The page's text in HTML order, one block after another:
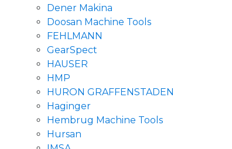
Dener Makina
Doosan Machine Tools
FEHLMANN
GearSpect
HAUSER
HMP
HURON GRAFFENSTADEN
Haginger
Hembrug Machine Tools
Hursan